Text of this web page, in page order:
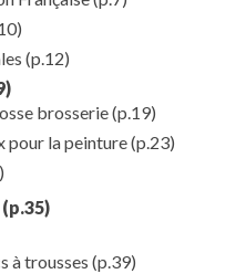
(p.12)
brosserie(p.19)
pour la peinture(p.23)
(p.35)
à trousses (p.39)